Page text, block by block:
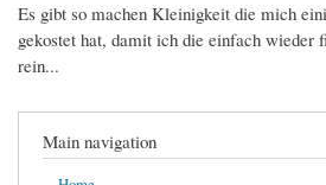
Es gibt so machen Kleinigkeit die mich
gekostet hat, damit ich die einfach wieder
rein...
Main navigation